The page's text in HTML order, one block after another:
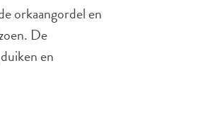
orkaangordel en
De
en